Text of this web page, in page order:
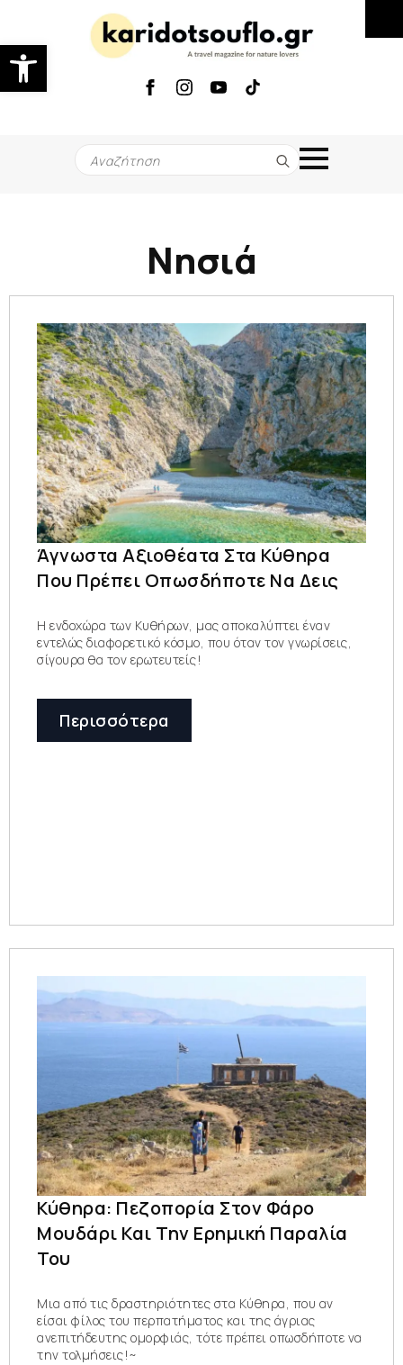
Ανοίξτε τη γραμμή εργαλείων
Search
for:
Νησιά
Άγνωστα Αξιοθέατα Στα Κύθηρα
Που Πρέπει Οπωσδήποτε Να Δεις
Η ενδοχώρα των Κυθήρων, μας αποκαλύπτει έναν
εντελώς διαφορετικό κόσμο, που όταν τον γνωρίσεις,
σίγουρα θα τον ερωτευτείς!
Περισσότερα
Κύθηρα: Πεζοπορία Στον Φάρο
Μουδάρι Και Την Ερημική Παραλία
Του
Μια από τις δραστηριότητες στα Κύθηρα, που αν
είσαι φίλος του περπατήματος και της άγριας
ανεπιτήδευτης ομορφιάς, τότε πρέπει οπωσδήποτε να
την τολμήσεις!~